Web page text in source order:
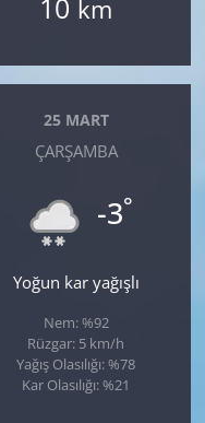
10 km
25 MART
ÇARŞAMBA
-3°
Yoğun kar yağışlı
Nem: %92
Rüzgar: 5 km/h
Yağış Olasılığı: %78
Kar Olasılığı: %21